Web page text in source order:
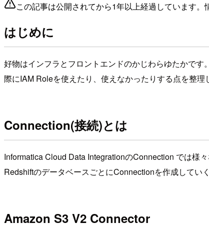
この記事は公開されてから1年以上経過しています。
はじめに
好物はインフラとフロントエンドのかじわらゆたかで
際にIAM Roleを使えたり、使えなかったりする点を整理
Connection(接続)とは
Informatica Cloud Data IntegrationのConnection では様
RedshiftのデータベースごとにConnectionを作成してい
Amazon S3 V2 Connector